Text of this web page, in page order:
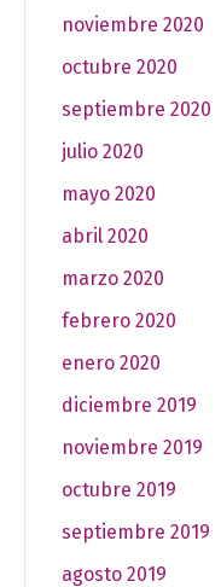
noviembre 2020
octubre 2020
septiembre 2020
julio 2020
mayo 2020
abril 2020
marzo 2020
febrero 2020
enero 2020
diciembre 2019
noviembre 2019
octubre 2019
septiembre 2019
agosto 2019